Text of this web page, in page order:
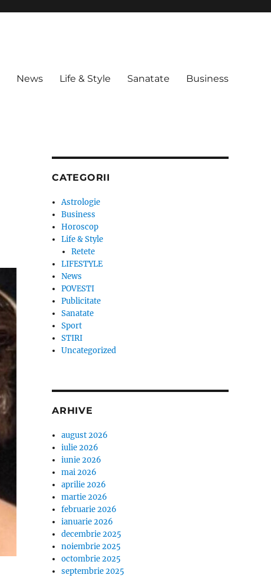
News Life & Style Sanatate Business
CATEGORII
Astrologie
Business
Horoscop
Life & Style
Retete
LIFESTYLE
News
POVESTI
Publicitate
Sanatate
Sport
STIRI
Uncategorized
ARHIVE
august 2026
iulie 2026
iunie 2026
mai 2026
aprilie 2026
martie 2026
februarie 2026
ianuarie 2026
decembrie 2025
noiembrie 2025
octombrie 2025
septembrie 2025